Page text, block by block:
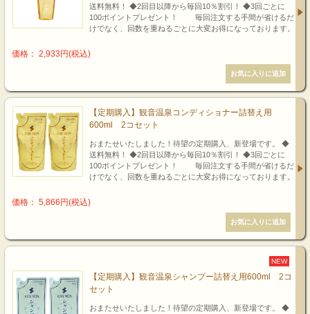
送料無料！ ◆2回目以降から毎回10％割引！ ◆3回ごとに
100ポイントプレゼント！ 毎回注文する手間が省けるだ
けでなく、回数を重ねるごとに大変お得になっております。
価格： 2,933円(税込)
【定期購入】観音温泉コンディショナー詰替え用
600ml 2コセット
おまたせいたしました！待望の定期購入、新登場です。 ◆
送料無料！ ◆2回目以降から毎回10％割引！ ◆3回ごとに
100ポイントプレゼント！ 毎回注文する手間が省けるだ
けでなく、回数を重ねるごとに大変お得になっております。
価格： 5,866円(税込)
NEW
【定期購入】観音温泉シャンプー詰替え用600ml 2コ
セット
おまたせいたしました！待望の定期購入、新登場です。 ◆